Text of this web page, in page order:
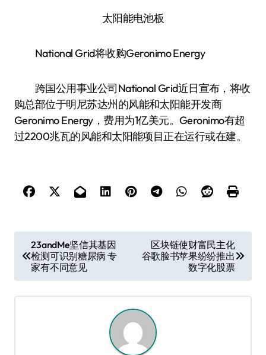
太阳能电池板
National Grid将收购Geronimo Energy
跨国公用事业公司National Grid近日宣布，将收
购总部位于明尼苏达州的风能和太阳能开发商
Geronimo Energy，费用为1亿美元。Geronimo有超
过2200兆瓦的风能和太阳能项目正在运行或在建。
章
导
航
23andMe坚信其基因
检测可识别糖尿病 专
家有不同意见
区块链使财富民主化
谷歌脸书苹果纷纷推出
数字化股票